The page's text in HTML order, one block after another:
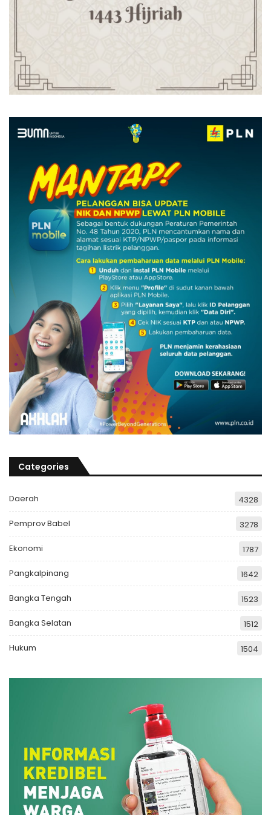
Categories
Daerah 4328
Pemprov Babel 3278
Ekonomi 1787
Pangkalpinang 1642
Bangka Tengah 1523
Bangka Selatan 1512
Hukum 1504